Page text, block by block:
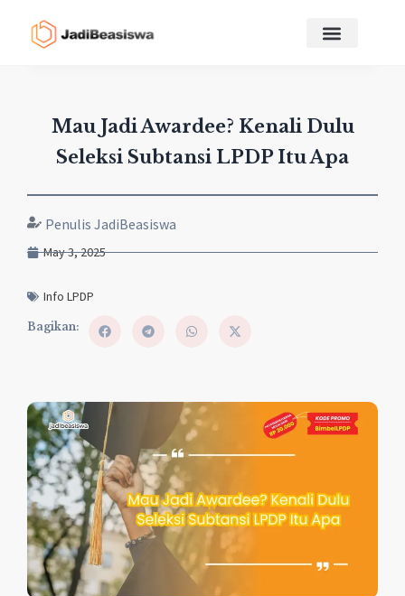
Penulis JadiBeasiswa
May 3, 2025
Info LPDP
Bagikan:
Mau Jadi Awardee? Kenali Dulu
Seleksi Subtansi LPDP Itu Apa